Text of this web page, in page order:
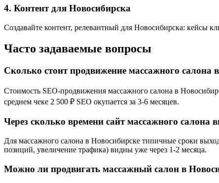
4. Контент для Новосибирска
Создавайте контент, релевантный для Новосибирска: кейсы
Часто задаваемые вопросы
Сколько стоит продвижение массажного салона
Стоимость SEO-продвижения массажного салона в
среднем чеке 2 500 ₽ SEO окупается за 3-6 месяцев.
Через сколько времени сайт массажного салона
Для массажного салона в Новосибирске типичные сроки
позиций, увеличение трафика) видны уже через 1-2 месяца.
Можно ли продвигать массажный салон в